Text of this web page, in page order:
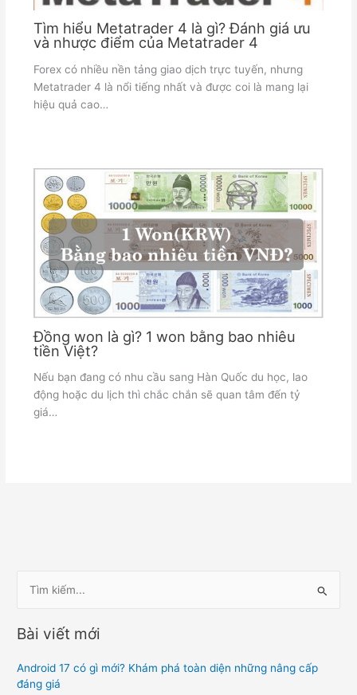
Tìm hiểu Metatrader 4 là gì? Đánh giá ưu
và nhược điểm của Metatrader 4
Forex có nhiều nền tảng giao dịch trực tuyến, nhưng
Metatrader 4 là nổi tiếng nhất và được coi là mang lại
hiệu quả cao…
Đồng won là gì? 1 won bằng bao nhiêu
tiền Việt?
Nếu bạn đang có nhu cầu sang Hàn Quốc du học, lao
động hoặc du lịch thì chắc chắn sẽ quan tâm đến tỷ
giá…
i
ế
Bài viết mới
Android 17 có gì mới? Khám phá toàn diện những nâng cấp
đáng giá